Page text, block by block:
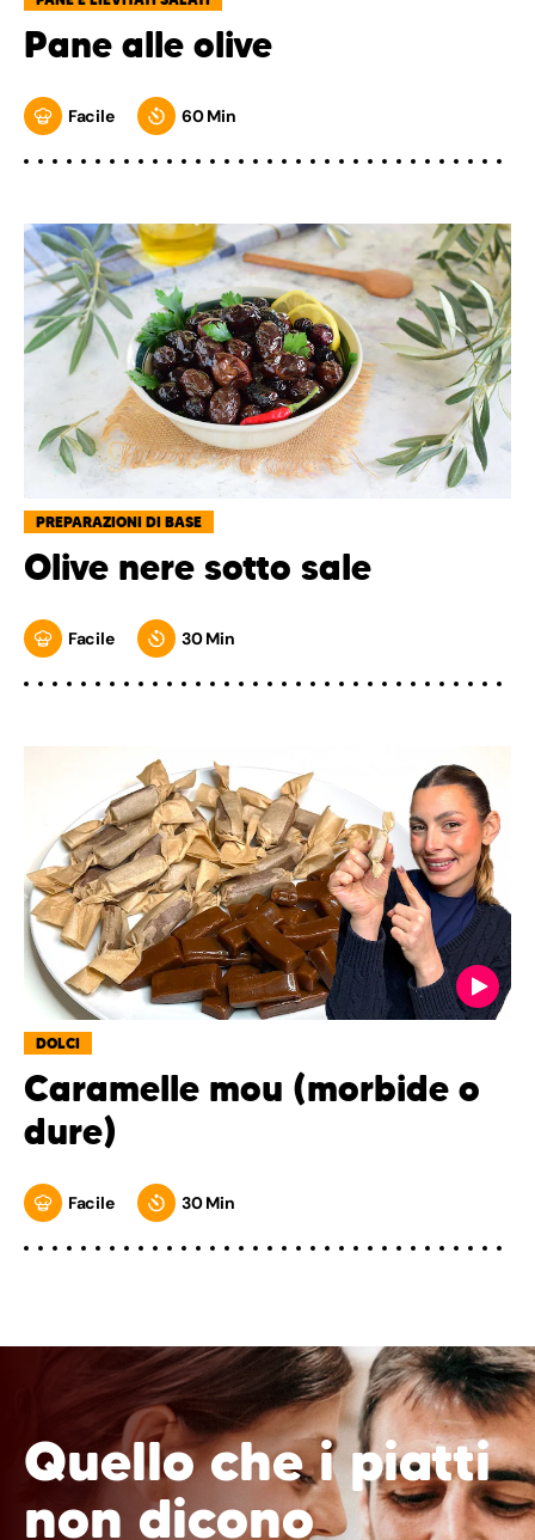
Pane alle olive
Facile 60 Min
PREPARAZIONI DI BASE
Olive nere sotto sale
Facile 30 Min
DOLCI
Caramelle mou (morbide o
dure)
Facile 30 Min
Quello che i piatti
non dicono